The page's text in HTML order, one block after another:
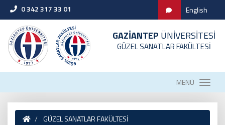
0 342 317 33 01 English
GAZİANTEP ÜNİVERSİTESİ
GÜZEL SANATLAR FAKÜLTESİ
MENÜ
GÜZEL SANATLAR FAKÜLTESİ